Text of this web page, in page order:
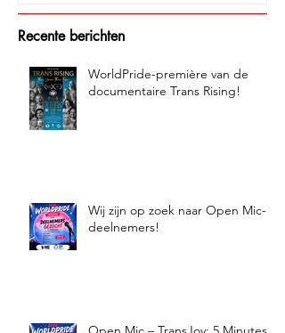
Recente berichten
WorldPride-première van de
Wij zijn op zoek naar Open Mic-